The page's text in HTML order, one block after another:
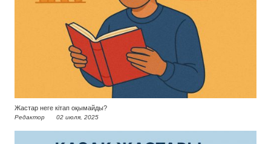
Жастар неге кітап оқымайды?
Редактор 02 июля, 2025